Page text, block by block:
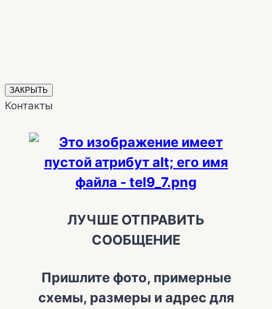
ЗАКРЫТЬ
Контакты
ЛУЧШЕ ОТПРАВИТЬ
СООБЩЕНИЕ
Пришлите фото, примерные
схемы, размеры и адрес для